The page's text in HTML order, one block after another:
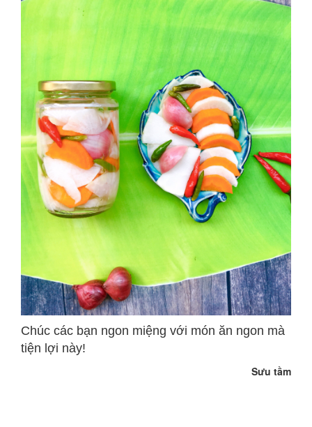
Chúc các bạn ngon miệng với món ăn ngon mà
tiện lợi này!
Sưu tầm